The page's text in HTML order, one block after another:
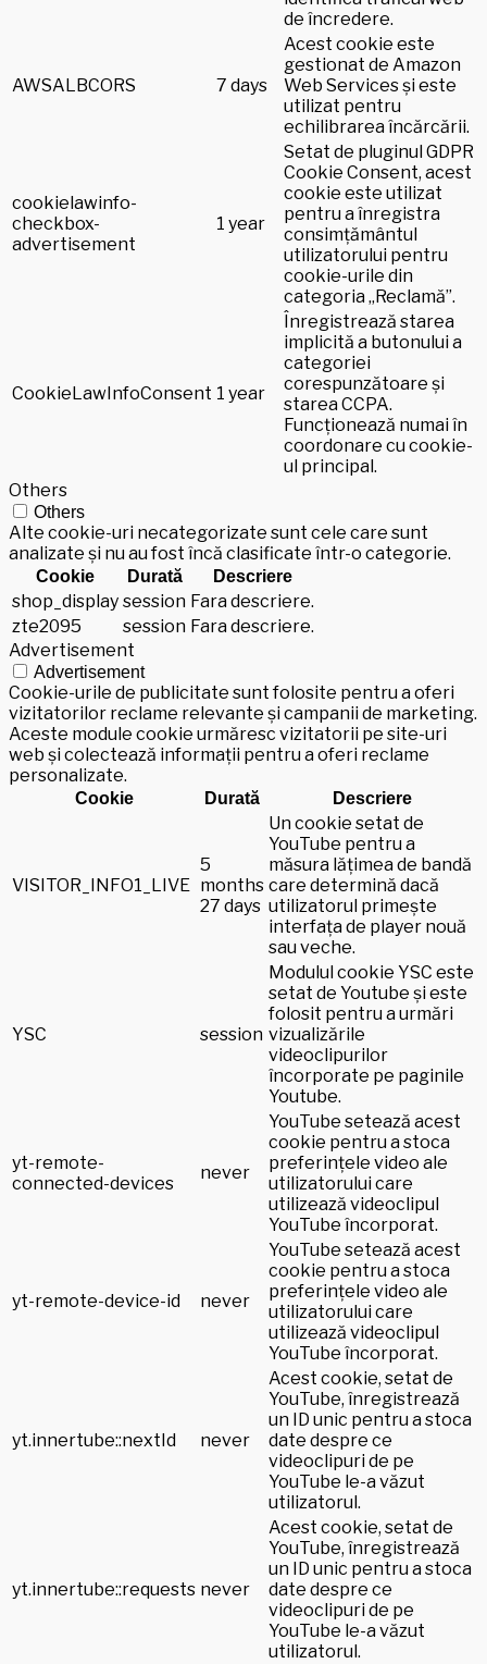
de încredere.
AWSALBCORS 7 days
Acest cookie este
gestionat de Amazon
Web Services și este
utilizat pentru
echilibrarea încărcării.
cookielawinfo-
checkbox-
advertisement
1 year
Setat de pluginul GDPR
Cookie Consent, acest
cookie este utilizat
pentru a înregistra
consimțământul
utilizatorului pentru
cookie-urile din
categoria „Reclamă”.
CookieLawInfoConsent 1 year
Înregistrează starea
implicită a butonului a
categoriei
corespunzătoare și
starea CCPA.
Funcționează numai în
coordonare cu cookie-
ul principal.
Others
Others
Alte cookie-uri necategorizate sunt cele care sunt
analizate și nu au fost încă clasificate într-o categorie.
Cookie Durată Descriere
shop_display session Fara descriere.
zte2095
session Fara descriere.
Advertisement
Advertisement
Cookie-urile de publicitate sunt folosite pentru a oferi
vizitatorilor reclame relevante și campanii de marketing.
Aceste module cookie urmăresc vizitatorii pe site-uri
web și colectează informații pentru a oferi reclame
personalizate.
Cookie Durată Descriere
VISITOR_INFO1_LIVE
5
months
27 days
Un cookie setat de
YouTube pentru a
măsura lățimea de bandă
care determină dacă
utilizatorul primește
interfața de player nouă
sau veche.
YSC session
Modulul cookie YSC este
setat de Youtube și este
folosit pentru a urmări
vizualizările
videoclipurilor
încorporate pe paginile
Youtube.
yt-remote-
connected-devices
never
YouTube setează acest
cookie pentru a stoca
preferințele video ale
utilizatorului care
utilizează videoclipul
YouTube încorporat.
yt-remote-device-id never
YouTube setează acest
cookie pentru a stoca
preferințele video ale
utilizatorului care
utilizează videoclipul
YouTube încorporat.
yt.innertube::nextId never
Acest cookie, setat de
YouTube, înregistrează
un ID unic pentru a stoca
date despre ce
videoclipuri de pe
YouTube le-a văzut
utilizatorul.
yt.innertube::requests never
Acest cookie, setat de
YouTube, înregistrează
un ID unic pentru a stoca
date despre ce
videoclipuri de pe
YouTube le-a văzut
utilizatorul.